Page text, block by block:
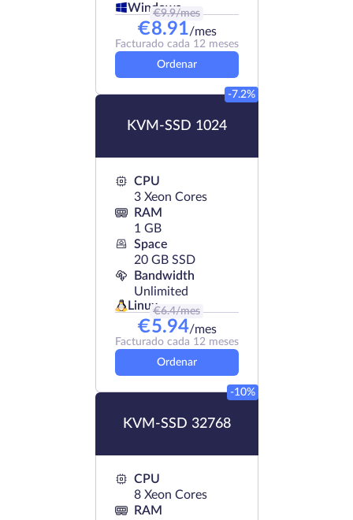
Windows
€9.9/mes
€8.91/mes
Facturado cada 12 meses
Ordenar
KVM-SSD 1024
-7.2%
CPU
3 Xeon Cores
RAM
1 GB
Space
20 GB SSD
Bandwidth
Unlimited
Linux€6.4/mes
€5.94/mes
Facturado cada 12 meses
Ordenar
KVM-SSD 32768
-10%
CPU
8 Xeon Cores
RAM